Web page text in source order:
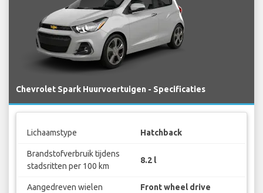
Chevrolet Spark Huurvoertuigen - Specificaties
Lichaamstype Hatchback
Brandstofverbruik tijdens
stadsritten per 100 km
8.2 l
Aangedreven wielen Front wheel drive